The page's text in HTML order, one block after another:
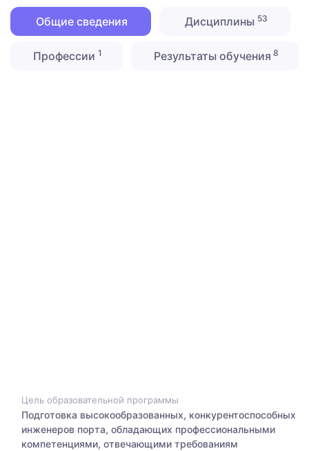
Общие сведения Дисциплины 53
Профессии1 Результаты обучения 8
Цель образовательной программы
Подготовка высокообразованных, конкурентоспособных
инженеров порта, обладающих профессиональными
компетенциями, отвечающими требованиям